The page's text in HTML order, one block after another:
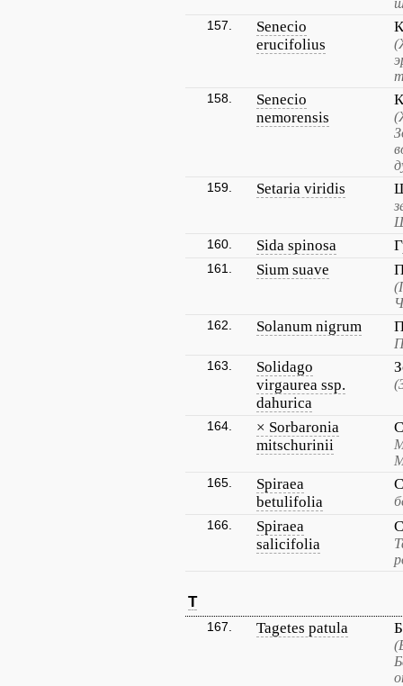
157.
Senecio
erucifolius
158.
Senecio
nemorensis
159. Setaria viridis
160. Sida spinosa
161. Sium suave
162. Solanum nigrum
163.
Solidago
virgaurea ssp.
dahurica
164.
× Sorbaronia
mitschurinii
165.
Spiraea
betulifolia
166.
Spiraea
salicifolia
T
167. Tagetes patula